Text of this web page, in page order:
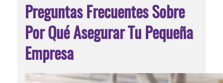
Preguntas Frecuentes Sobre
Por Qué Asegurar Tu Pequeña
Empresa